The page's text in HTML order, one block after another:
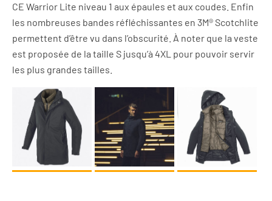
CE Warrior Lite niveau 1 aux épaules et aux coudes. Enfin
les nombreuses bandes réfléchissantes en 3M® Scotchlite
permettent d’être vu dans l’obscurité. À noter que la veste
est proposée de la taille S jusqu’à 4XL pour pouvoir servir
les plus grandes tailles.